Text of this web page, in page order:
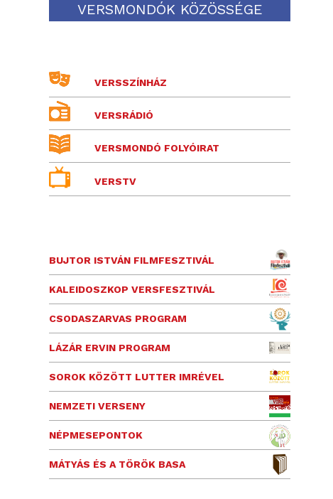
VERSMONDÓK KÖZÖSSÉGE
VERSSZÍNHÁZ
VERSRÁDIÓ
VERSMONDÓ FOLYÓIRAT
VERSTV
BUJTOR ISTVÁN FILMFESZTIVÁL
KALEIDOSZKOP VERSFESZTIVÁL
CSODASZARVAS PROGRAM
LÁZÁR ERVIN PROGRAM
SOROK KÖZÖTT LUTTER IMRÉVEL
NEMZETI VERSENY
NÉPMESEPONTOK
MÁTYÁS ÉS A TÖRÖK BASA